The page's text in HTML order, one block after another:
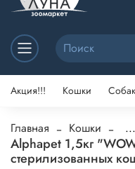
Акция!!! Кошки
Главная Кошки ...
Alphapet 1,5кг
стерилизованных